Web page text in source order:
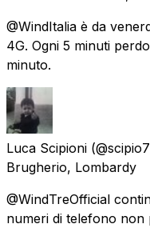
@WindItalia è da
4G. Ogni 5 minuti
minuto.
Luca Scipioni
Brugherio, Lombardy
@WindTreOfficial
numeri di telefono non